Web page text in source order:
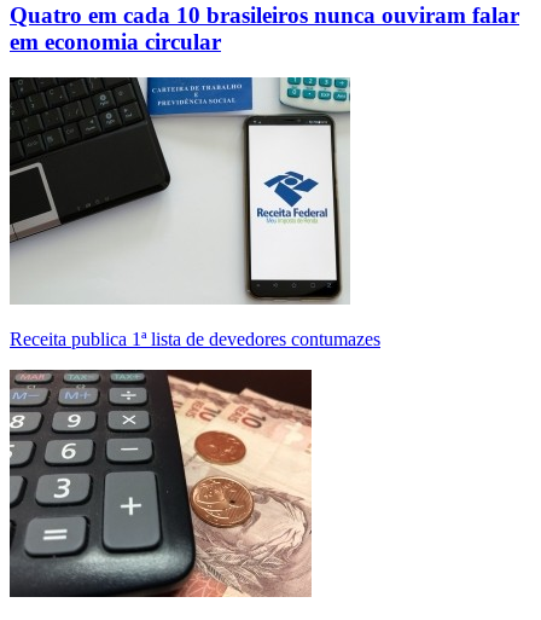
Quatro em cada 10 brasileiros nunca ouviram falar
em economia circular
Receita publica 1ª lista de devedores contumazes